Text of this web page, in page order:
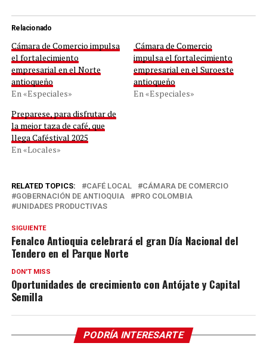
Relacionado
Cámara de Comercio impulsa
el fortalecimiento
empresarial en el Norte
antioqueño
En «Especiales»
Cámara de Comercio
impulsa el fortalecimiento
empresarial en el Suroeste
antioqueño
En «Especiales»
Preparese, para disfrutar de
la mejor taza de café, que
llega Caféstival 2025
En «Locales»
RELATED TOPICS: CAFÉ LOCAL
CÁMARA DE COMERCIO
GOBERNACIÓN DE ANTIOQUIA
PRO COLOMBIA
UNIDADES PRODUCTIVAS
SIGUIENTE
Fenalco Antioquia celebrará el gran Día Nacional del
Tendero en el Parque Norte
DON'T MISS
Oportunidades de crecimiento con Antójate y Capital
Semilla
PODRÍA INTERESARTE